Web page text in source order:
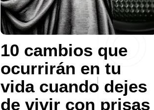
10 cambios que
ocurrirán en tu
vida cuando dejes
de vivir con prisas